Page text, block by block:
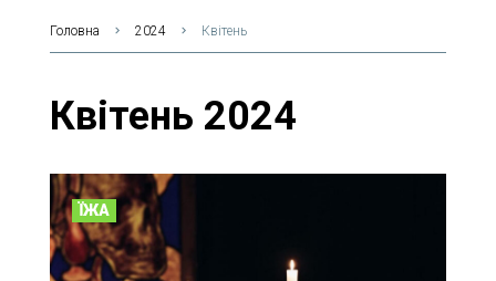
Головна 2024 Квітень
Квітень 2024
ЇЖА